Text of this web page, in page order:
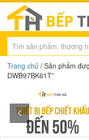
Trang chủ / Sản phẩm
DWB97BK61T”